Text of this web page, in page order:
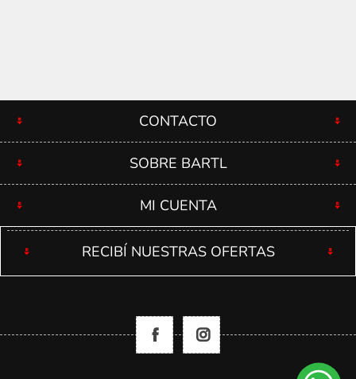
CONTACTO
SOBRE BARTL
MI CUENTA
RECIBÍ NUESTRAS OFERTAS